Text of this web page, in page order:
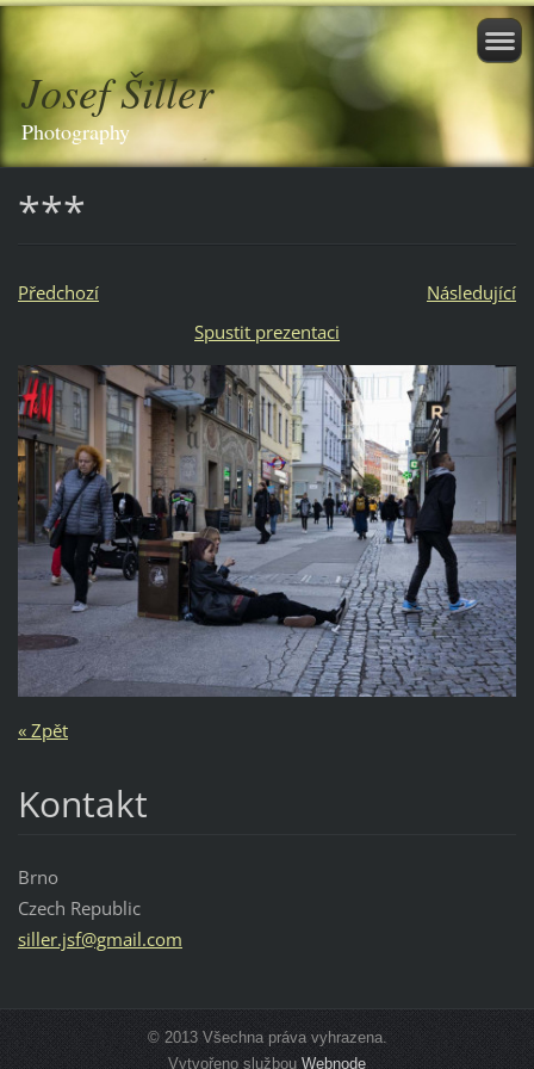
Josef Šiller
Photography
***
Předchozí
Následující
Spustit prezentaci
« Zpět
Kontakt
Brno
Czech Republic
siller.jsf@gmail.com
© 2013 Všechna práva vyhrazena.
Vytvořeno službouWebnode